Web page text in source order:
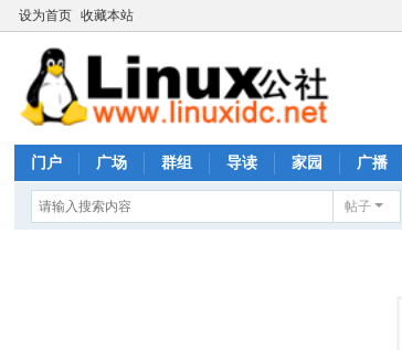
设为首页 收藏本站
门户 广场 群组 导读 家园 广播
帖子